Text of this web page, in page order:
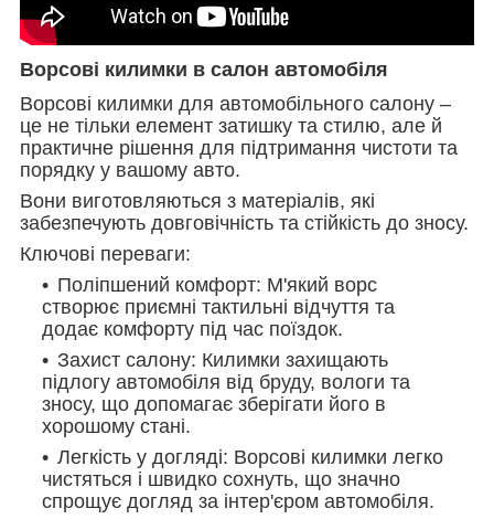
Ворсові килимки в салон автомобіля
Ворсові килимки для автомобільного салону –
це не тільки елемент затишку та стилю, але й
практичне рішення для підтримання чистоти та
порядку у вашому авто.
Вони виготовляються з матеріалів, які
забезпечують довговічність та стійкість до зносу.
Ключові переваги:
Поліпшений комфорт: М'який ворс
створює приємні тактильні відчуття та
додає комфорту під час поїздок.
Захист салону: Килимки захищають
підлогу автомобіля від бруду, вологи та
зносу, що допомагає зберігати його в
хорошому стані.
Легкість у догляді: Ворсові килимки легко
чистяться і швидко сохнуть, що значно
спрощує догляд за інтер'єром автомобіля.